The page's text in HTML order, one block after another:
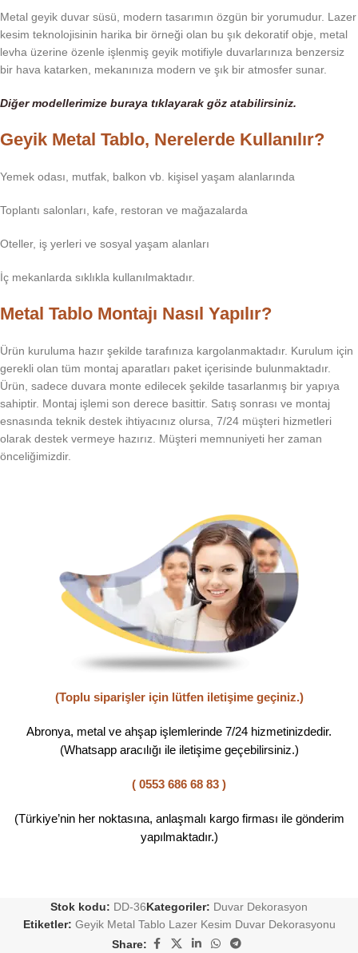
Metal geyik duvar süsü, modern tasarımın özgün bir yorumudur. Lazer
kesim teknolojisinin harika bir örneği olan bu şık dekoratif obje, metal
levha üzerine özenle işlenmiş geyik motifiyle duvarlarınıza benzersiz
bir hava katarken, mekanınıza modern ve şık bir atmosfer sunar.
Diğer modellerimize buraya tıklayarak göz atabilirsiniz.
Geyik Metal Tablo, Nerelerde Kullanılır?
Yemek odası, mutfak, balkon vb. kişisel yaşam alanlarında
Toplantı salonları, kafe, restoran ve mağazalarda
Oteller, iş yerleri ve sosyal yaşam alanları
İç mekanlarda sıklıkla kullanılmaktadır.
Metal Tablo Montajı Nasıl Yapılır?
Ürün kuruluma hazır şekilde tarafınıza kargolanmaktadır. Kurulum için
gerekli olan tüm montaj aparatları paket içerisinde bulunmaktadır.
Ürün, sadece duvara monte edilecek şekilde tasarlanmış bir yapıya
sahiptir. Montaj işlemi son derece basittir. Satış sonrası ve montaj
esnasında teknik destek ihtiyacınız olursa, 7/24 müşteri hizmetleri
olarak destek vermeye hazırız. Müşteri memnuniyeti her zaman
önceliğimizdir.
(Toplu siparişler için lütfen iletişime geçiniz.)
Abronya, metal ve ahşap işlemlerinde 7/24 hizmetinizdedir.
(Whatsapp aracılığı ile iletişime geçebilirsiniz.)
( 0553 686 68 83 )
(Türkiye’nin her noktasına, anlaşmalı kargo firması ile gönderim
yapılmaktadır.)
Stok kodu: DD-36Kategoriler: Duvar Dekorasyon
Etiketler: Geyik Metal Tablo Lazer Kesim Duvar Dekorasyonu
Share: